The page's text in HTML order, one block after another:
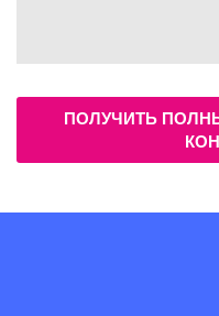
ПОЛУЧИТЬ